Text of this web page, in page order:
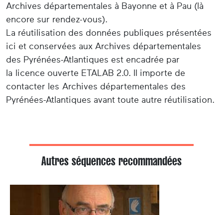
Archives départementales à Bayonne et à Pau (là
encore sur rendez-vous).
La réutilisation des données publiques présentées
ici et conservées aux Archives départementales
des Pyrénées-Atlantiques est encadrée par
la licence ouverte ETALAB 2.0. Il importe de
contacter les Archives départementales des
Pyrénées-Atlantiques avant toute autre réutilisation.
Autres séquences recommandées